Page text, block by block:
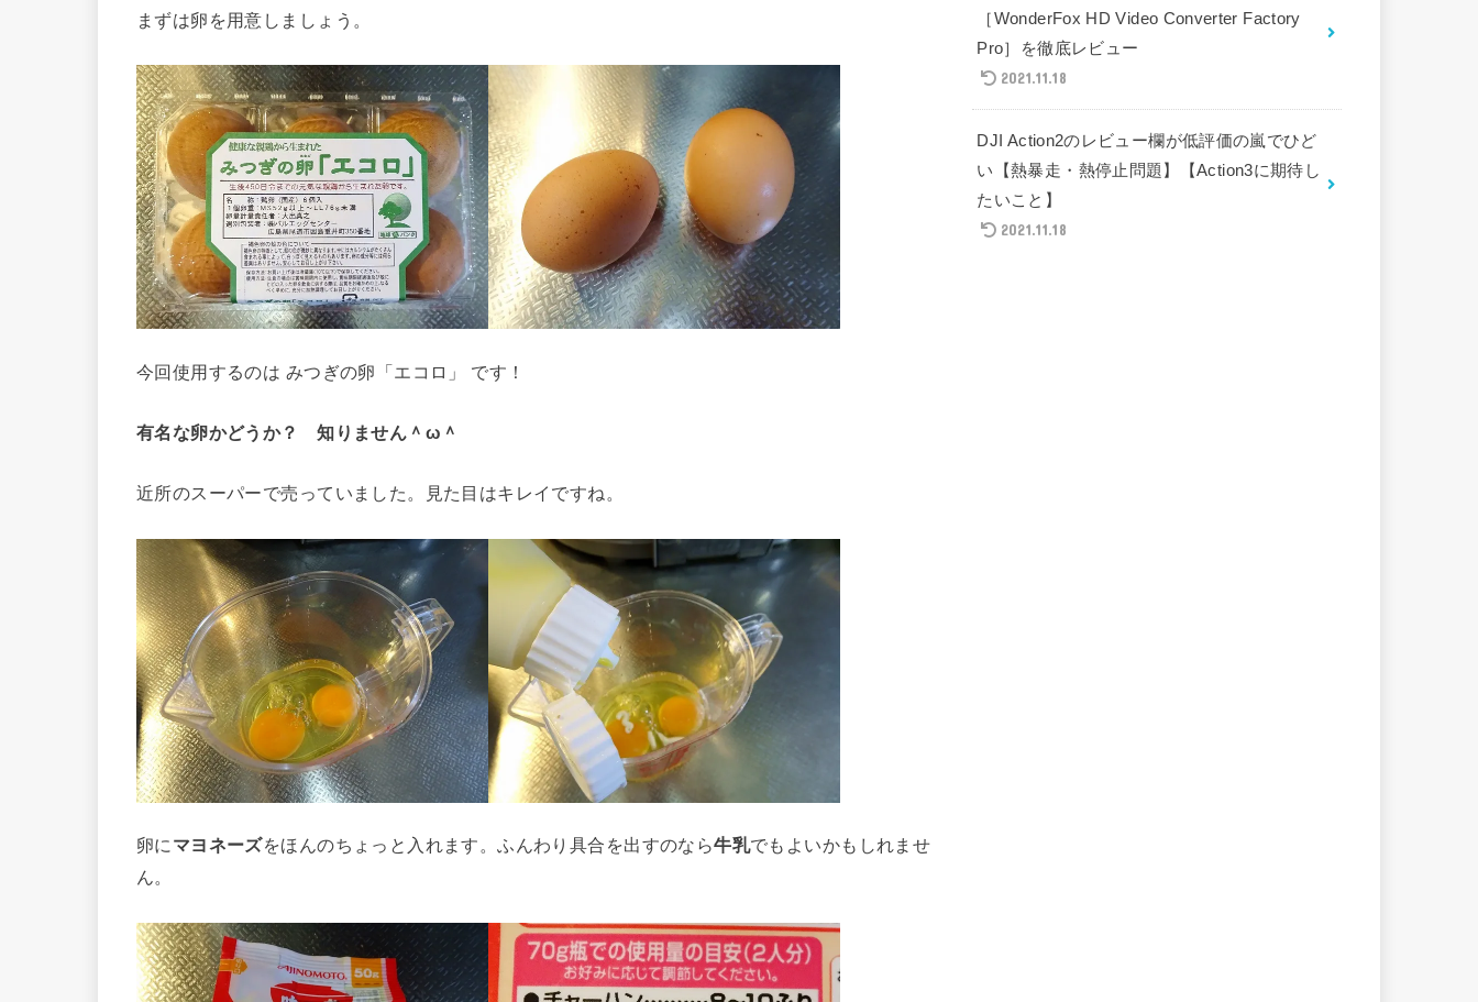
まずは卵を用意しましょう。
今回使用するのは みつぎの卵「エコロ」 です！
有名な卵かどうか？ 知りません＾ω＾
近所のスーパーで売っていました。見た目はキレイですね。
卵に マヨネーズをほんのちょっと入れます。ふんわり具合を出すのなら牛乳でもよいかもしれませ
ん。
［WonderFox HD Video Converter Factory
Pro］を徹底レビュー
2021.11.18
DJI Action2のレビュー欄が低評価の嵐でひど
い【熱暴走・熱停止問題】【Action3に期待し
たいこと】
2021.11.18